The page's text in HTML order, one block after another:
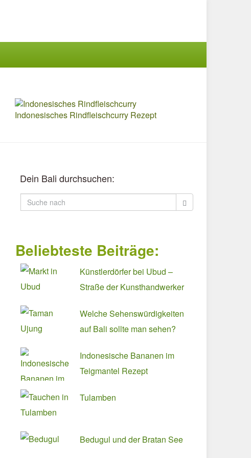
Indonesisches Rindfleischcurry Rezept
Dein Bali durchsuchen:
Beliebteste Beiträge:
Künstlerdörfer bei Ubud –
Straße der Kunsthandwerker
Welche Sehenswürdigkeiten
auf Bali sollte man sehen?
Indonesische Bananen im
Teigmantel Rezept
Tulamben
Bedugul und der Bratan See